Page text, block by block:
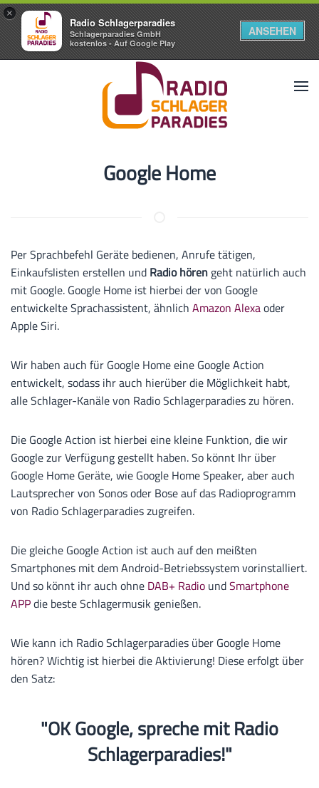
×
Radio Schlagerparadies
Schlagerparadies GmbH
kostenlos - Auf Google Play
ANSEHEN
Google Home
Per Sprachbefehl Geräte bedienen, Anrufe tätigen,
Einkaufslisten erstellen und Radio hören geht natürlich auch
mit Google. Google Home ist hierbei der von Google
entwickelte Sprachassistent, ähnlich Amazon Alexaoder
Apple Siri.
Wir haben auch für Google Home eine Google Action
entwickelt, sodass ihr auch hierüber die Möglichkeit habt,
alle Schlager-Kanäle von Radio Schlagerparadies zu hören.
Die Google Action ist hierbei eine kleine Funktion, die wir
Google zur Verfügung gestellt haben. So könnt Ihr über
Google Home Geräte, wie Google Home Speaker, aber auch
Lautsprecher von Sonos oder Bose auf das Radioprogramm
von Radio Schlagerparadies zugreifen.
Die gleiche Google Action ist auch auf den meißten
Smartphones mit dem Android-Betriebssystem vorinstalliert.
Und so könnt ihr auch ohne DAB+ Radio undSmartphone
APPdie beste Schlagermusik genießen.
Wie kann ich Radio Schlagerparadies über Google Home
hören? Wichtig ist hierbei die Aktivierung! Diese erfolgt über
den Satz:
"OK Google, spreche mit Radio
Schlagerparadies!"